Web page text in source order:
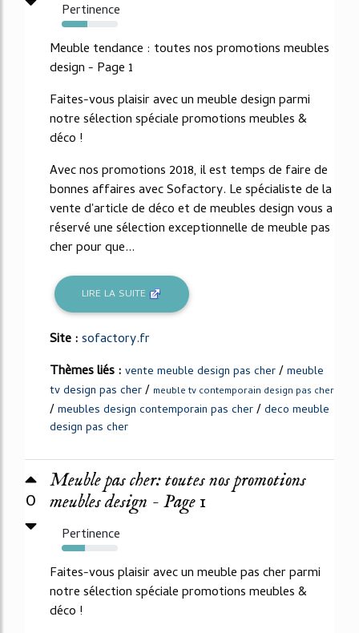
Pertinence
46%
Meuble tendance : toutes nos promotions meubles
design - Page 1
Faites-vous plaisir avec un meuble design parmi
notre sélection spéciale promotions meubles &
déco !
Avec nos promotions 2018, il est temps de faire de
bonnes affaires avec Sofactory. Le spécialiste de la
vente d'article de déco et de meubles design vous a
réservé une sélection exceptionnelle de meuble pas
cher pour que...
LIRE LA SUITE
Site :sofactory.fr
Thèmes liés : vente meuble design pas cher/meuble
tv design pas cher/ meuble tv contemporain design pas cher
/meubles design contemporain pas cher/deco meuble
design pas cher
0
Meuble pas cher: toutes nos promotions
meubles design - Page 1
Pertinence
41%
Faites-vous plaisir avec un meuble pas cher parmi
notre sélection spéciale promotions meubles &
déco !